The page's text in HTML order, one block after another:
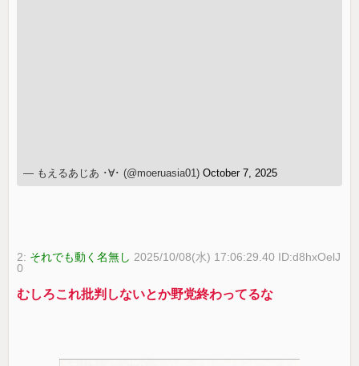
— もえるあじあ ･∀･ (@moeruasia01)October 7, 2025
2: それでも動く名無し 2025/10/08(水) 17:06:29.40 ID:d8hxOelJ
0
むしろこれ批判しないとか野党終わってるな